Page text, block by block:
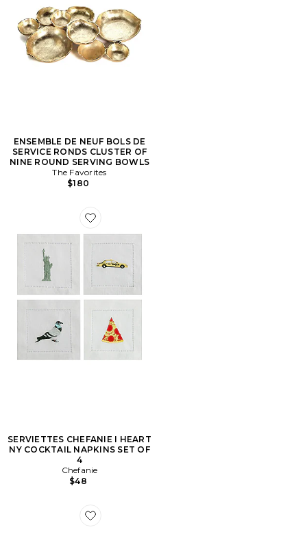
ENSEMBLE DE NEUF BOLS DE
SERVICE RONDS CLUSTER OF
NINE ROUND SERVING BOWLS
The Favorites
$180
Favorite SERVIETTES CHEFANIE I HEART NY
SERVIETTES CHEFANIE I HEART
NY COCKTAIL NAPKINS SET OF
4
Chefanie
$48
Favorite SOUS-VERRE EN ALBÂTRE LA SALAMA LA